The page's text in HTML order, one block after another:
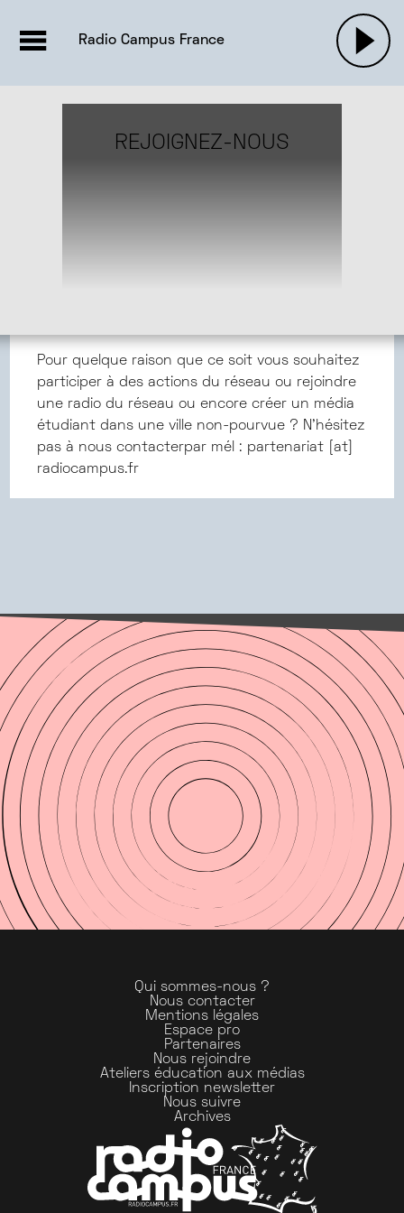
ACTUALITÉS
EMISSIONS |
PODCASTS
Radio Campus France
REJOIGNEZ-NOUS
Pour quelque raison que ce soit vous souhaitez
participer à des actions du réseau ou rejoindre
une radio du réseau ou encore créer un média
étudiant dans une ville non-pourvue ? N'hésitez
pas à nous contacterpar mél : partenariat [at]
radiocampus.fr
Qui sommes-nous ?
Nous contacter
Mentions légales
Espace pro
Partenaires
Nous rejoindre
Ateliers éducation aux médias
Inscription newsletter
Nous suivre
Archives